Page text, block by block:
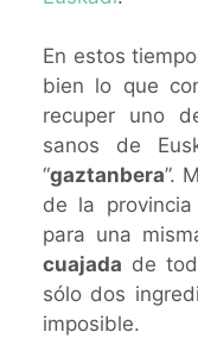
En estos
bien lo que
recuper uno
sanos de
“gaztanbera”.
de la
para una
cuajada de
sólo dos
imposible.